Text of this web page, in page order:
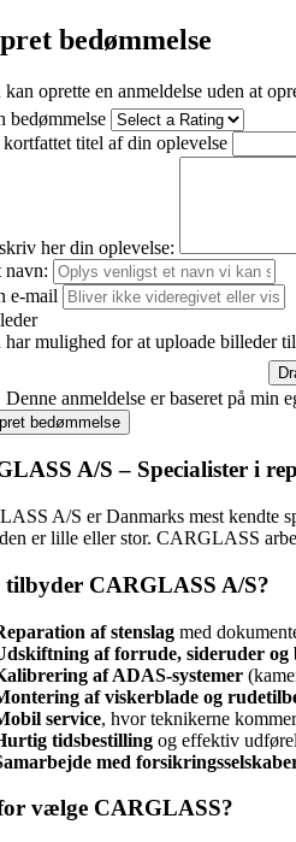
bedømmelse
kan oprette en anmeldelse uden at
bedømmelse
kortfattet titel af din oplevelse
her din oplevelse:
navn:
e-mail
har mulighed for at uploade billeder
Denne anmeldelse er baseret på min
bedømmelse
A/S – Specialister i
A/S er Danmarks mest kendte
er lille eller stor. CARGLASS
CARGLASS A/S?
af stenslagmed
af forrude, sideruder og
af ADAS-systemer
af viskerblade og
service, hvor teknikerne
tidsbestillingog effektiv
med
vælge CARGLASS?